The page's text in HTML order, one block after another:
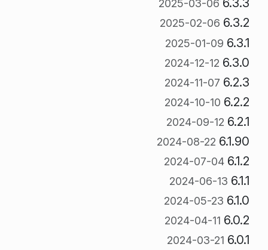
2025-03-06
6.3.2
2025-02-06
6.3.1
2025-01-09
6.3.0
2024-12-12
6.2.3
2024-11-07
6.2.2
2024-10-10
6.2.1
2024-09-12
6.1.90
2024-08-22
6.1.2
2024-07-04
6.1.1
2024-06-13
6.1.0
2024-05-23
6.0.2
2024-04-11
6.0.1
2024-03-21